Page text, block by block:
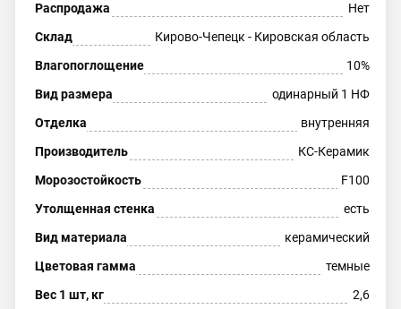
Распродажа
Нет
Склад
Кирово-Чепецк - Кировская область
Влагопоглощение
10%
Вид размера
одинарный 1 НФ
Отделка
внутренняя
Производитель
КС-Керамик
Морозостойкость
F100
Утолщенная стенка
есть
Вид материала
керамический
Цветовая гамма
темные
Вес 1 шт, кг
2,6